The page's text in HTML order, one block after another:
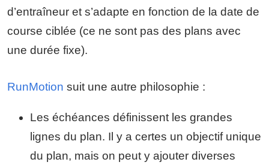
d’entraîneur et s’adapte en fonction de la date de
course ciblée (ce ne sont pas des plans avec
une durée fixe).
RunMotion suit une autre philosophie :
Les échéances définissent les grandes
lignes du plan. Il y a certes un objectif unique
du plan, mais on peut y ajouter diverses